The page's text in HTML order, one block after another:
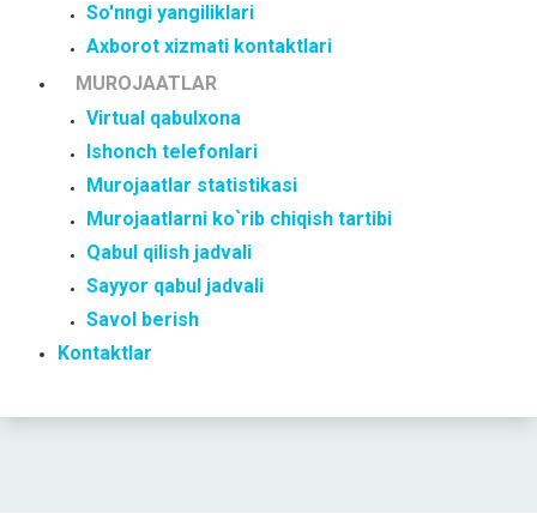
So'nngi yangiliklari
Axborot xizmati kontaktlari
MUROJAATLAR
Virtual qabulxona
Ishonch telefonlari
Murojaatlar statistikasi
Murojaatlarni ko`rib chiqish tartibi
Qabul qilish jadvali
Sayyor qabul jadvali
Savol berish
Kontaktlar